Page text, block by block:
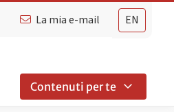
EN
La mia e-mail
Contenuti per te